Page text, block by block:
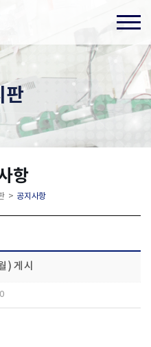
판
항
> 공지사항
) 게시